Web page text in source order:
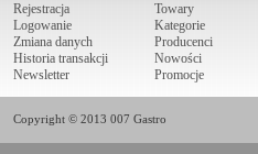
Rejestracja
Logowanie
Zmiana danych
Historia transakcji
Newsletter
Towary
Kategorie
Producenci
Nowości
Promocje
Copyright © 2013 007 Gastro